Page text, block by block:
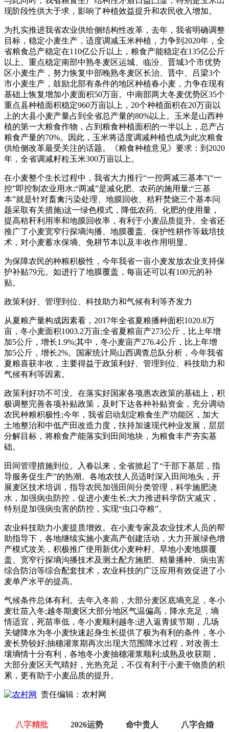
现阶段性供大于求，影响了种植效益提升和农民收入增加。
为扎实推进我省农业供给侧结构性改革，去年，我省明确调整
目标，稳定小麦生产，适度调减玉米种植，力争到2020年，全
省粮食总产稳定在110亿公斤以上，粮食产能稳定在135亿公斤
以上。重点稳定南部中熟冬麦区运城、临汾、晋城3个市优势
区小麦生产，努力恢复中部晚熟冬麦区长治、晋中、吕梁3个
市小麦生产，鼓励北部有条件的地区种植春小麦，力争在现有
基础上恢复增加小麦面积50万亩。中南部两大冬麦优势区35个
重点县种植面积稳定960万亩以上，20个种植面积在20万亩以
上的大县小麦产量占到全省总产量的80%以上。玉米是山西种
植的第一大粮食作物，占到粮食种植面积的一半以上，总产占
粮食产量的70%。因此，玉米将适度调减种植也成为此次粮食
供给侧改革最受关注的话题。《粮食种植意见》要求：到2020
年，全省调减籽粒玉米300万亩以上。
在小麦整个生长过程中，我省大力推行“一控两减三基本”(“一
控”即控制农业用水;“两减”是减化肥、农药的施用量;“三基
本”就是针对畜禽污染处理、地膜回收、秸秆焚烧三个基本问
题采取有关措施)这一绿色模式，降低农药、化肥的使用量，
提高秸秆利用率和地膜回收率，有利于小麦品质提升。全省还
推广了小麦宽窄行探墒沟播、地膜覆盖、保护性耕作等栽培技
术，对小麦蓄水保墒、免耕节本以及丰收作用明显。
为保障农民的种粮积极性，今年我省一亩小麦发放农业支持保
护补贴79元。如进行了地膜覆盖，每亩还可以有100元的补
贴。
政策利好、管理到位、科技助力和气候有利等齐发力
从夏粮产量构成因素看，2017年全省夏粮播种面积1020.8万
亩，冬小麦面积1003.2万亩;全省夏粮亩产273公斤，比上年增
加5公斤，增长1.9%;其中，冬小麦亩产276.4公斤，比上年增
加5公斤，增长2%。国家统计局山西调查总队分析，今年我省
夏粮喜获丰收，主要得益于政策利好、管理到位、科技助力和
气候有利等因素。
政策利好功不可没。在落实好国家各项惠农政策的基础上，积
极调整完善各项补贴政策，及时下达各种补贴资金，充分调动
农民种粮积极性;今年，我省启动划定粮食生产功能区，加大
土地整治和中低产田改造力度，扶持加速现代种业发展，层层
分解目标，将粮食产能落实到田间地块，为粮食丰产夯实基
础。
田间管理措施到位。入春以来，全省掀起了“干部下基层，指
导服务促生产”的热潮。各地农技人员适时深入田间地头，开
展麦区技术培训，指导农民加强田间分类管理，科学施肥浇
水，加强病虫防控，促进小麦生长;大力推进科学防灾减灾，
特别是加强病虫害的防控，实现“虫口夺粮”。
农业科技助力小麦提质增效。在小麦专家及农业技术人员的帮
助指导下，各地继续实施小麦高产创建活动，大力开展绿色增
产模式攻关，积极推广使用新优小麦种籽、旱地小麦地膜覆
盖、宽窄行探墒沟播技术及测土配方施肥、精量播种、病虫害
综合防治等综合配套技术，农业科技的广泛应用有效促进了小
麦单产水平的提高。
气候条件总体有利。去年入冬前，大部分麦区底墒充足，冬小
麦壮苗入冬;越冬期麦区大部分地区气温偏高，降水充足，墒
情适宜，死苗率低，冬小麦顺利越冬;进入返青拔节期，几场
关键降水为冬小麦快速起身生长提供了极为有利的条件，冬小
麦长势较好;抽穗灌浆期再次出现大范围降水过程，对改善土
壤墒情十分有利，各地冬小麦抽穗灌浆顺利;成熟及收获期，
大部分麦区天气晴好，光热充足，不仅有利于小麦干物质的积
累，更有助于小麦品质的提升。
责任编辑：农村网
八字精批 2026运势 命中贵人 八字合婚